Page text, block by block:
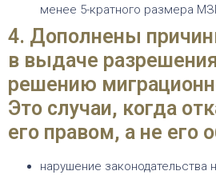
менее 5-кратного размера
4. Дополнены
в выдаче
решению
Это случаи, когда
его правом, а не его
нарушение законодательства